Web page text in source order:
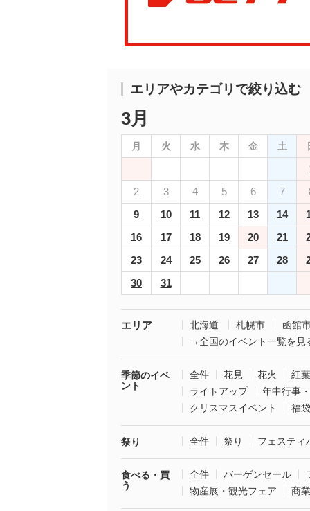
エリアやカテゴリで絞り込む
3月
月 火 水 木 金 土
2
3 4 5 6 7
9
10 11 12 13 14
16
17 18 19 20 21
23
24 25 26 27 28
30
31
エリア 北海道 札幌市
函館
→全国のイベント一覧を見
季節のイベ
ント
全件 花見 花火
紅葉
ライトアップ
年中行事
クリスマスイベント
福
祭り 全件 祭り フェスティ
食べる・買
う
全件 バーゲンセール
物産展・観光フェア
商